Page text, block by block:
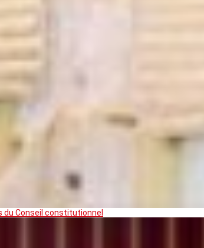
du Conseil constitutionnel